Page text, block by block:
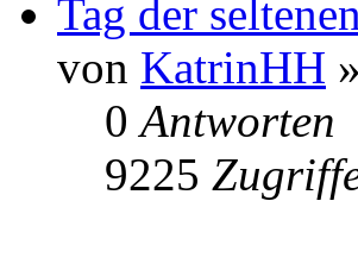
Tag der
von KatrinHH
0Antworten
9225